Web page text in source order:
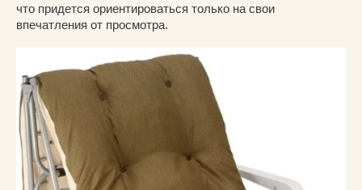
что придется ориентироваться только на свои
впечатления от просмотра.